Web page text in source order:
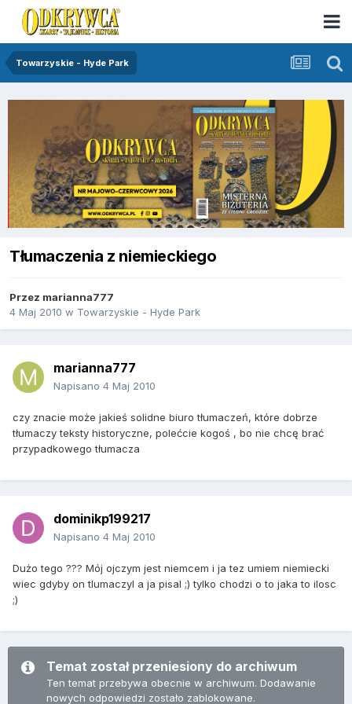
Towarzyskie - Hyde Park
Tłumaczenia z niemieckiego
Przez marianna777
4 Maj 2010 w Towarzyskie - Hyde Park
marianna777
Napisano 4 Maj 2010
czy znacie może jakieś solidne biuro tłumaczeń, które dobrze
tłumaczy teksty historyczne, polećcie kogoś , bo nie chcę brać
przypadkowego tłumacza
dominikp199217
Napisano 4 Maj 2010
Dużo tego ??? Mój ojczym jest niemcem i ja tez umiem niemiecki
wiec gdyby on tlumaczyl a ja pisal ;) tylko chodzi o to jaka to ilosc
;)
Temat został przeniesiony do archiwum
Ten temat przebywa obecnie w archiwum. Dodawanie
nowych odpowiedzi zostało zablokowane.